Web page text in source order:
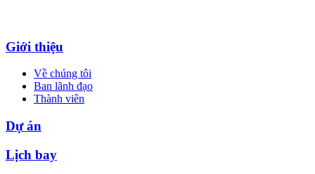
Giới thiệu
Về chúng tôi
Ban lãnh đạo
Thành viên
Dự án
Lịch bay